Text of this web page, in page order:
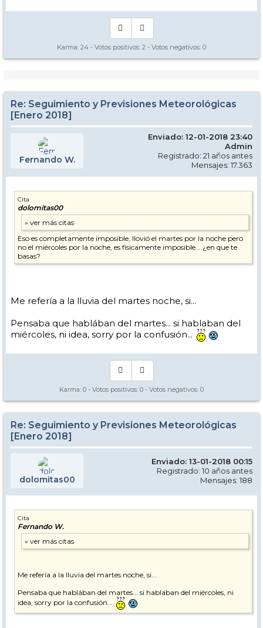
Karma: 24 - Votos positivos: 2 - Votos negativos: 0
Re: Seguimiento y Previsiones Meteorológicas
[Enero 2018]
Fernando W.
Enviado: 12-01-2018 23:40
Admin
Registrado: 21 años antes
Mensajes: 17.363
Cita
dolomitas00
Eso es completamente imposible, llovió el martes por la noche pero
no el miércoles por la noche, es físicamente imposible... ¿en que te
basas?
Me refería a la lluvia del martes noche, si...
Pensaba que hablában del martes... si hablaban del
miércoles, ni idea, sorry por la confusión...
Karma: 0 - Votos positivos: 0 - Votos negativos: 0
Re: Seguimiento y Previsiones Meteorológicas
[Enero 2018]
dolomitas00
Enviado: 13-01-2018 00:15
Registrado: 10 años antes
Mensajes: 188
Cita
Fernando W.
Me refería a la lluvia del martes noche, si...
Pensaba que hablában del martes... si hablaban del miércoles, ni
idea, sorry por la confusión...